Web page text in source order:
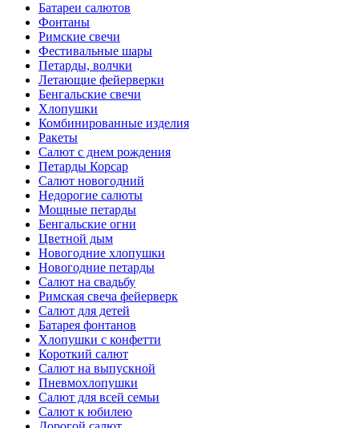
Батареи салютов
Фонтаны
Римские свечи
Фестивальные шары
Петарды, волчки
Летающие фейерверки
Бенгальские свечи
Хлопушки
Комбинированные изделия
Ракеты
Салют с днем рождения
Петарды Корсар
Салют новогодний
Недорогие салюты
Мощные петарды
Бенгальские огни
Цветной дым
Новогодние хлопушки
Новогодние петарды
Салют на свадьбу
Римская свеча фейерверк
Салют для детей
Батарея фонтанов
Хлопушки с конфетти
Короткий салют
Салют на выпускной
Пневмохлопушки
Салют для всей семьи
Салют к юбилею